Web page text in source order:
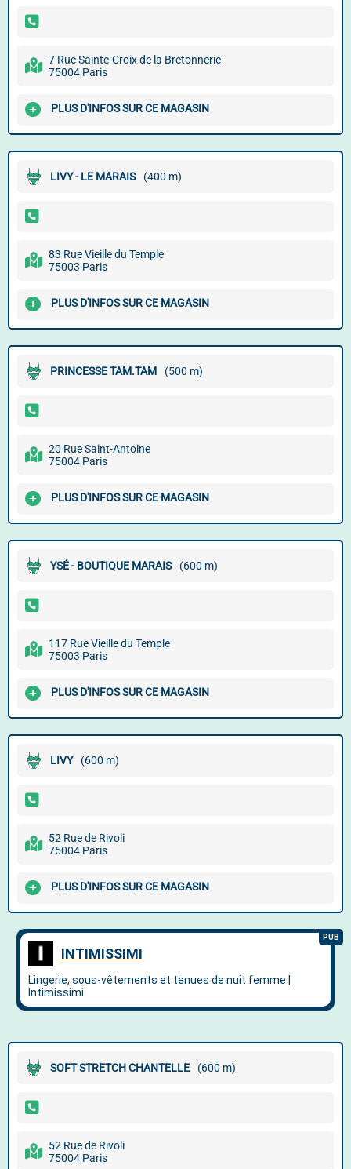
7 Rue Sainte-Croix de la Bretonnerie
75004 Paris
PLUS D'INFOS SUR CE MAGASIN
LIVY - LE MARAIS (400 m)
83 Rue Vieille du Temple
75003 Paris
PLUS D'INFOS SUR CE MAGASIN
PRINCESSE TAM.TAM (500 m)
20 Rue Saint-Antoine
75004 Paris
PLUS D'INFOS SUR CE MAGASIN
YSÉ - BOUTIQUE MARAIS (600 m)
117 Rue Vieille du Temple
75003 Paris
PLUS D'INFOS SUR CE MAGASIN
LIVY (600 m)
52 Rue de Rivoli
75004 Paris
PLUS D'INFOS SUR CE MAGASIN
SOFT STRETCH CHANTELLE (600 m)
52 Rue de Rivoli
75004 Paris